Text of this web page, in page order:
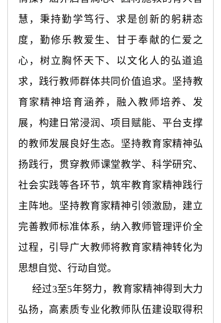
慧，秉持勤学笃行、求是创新的躬耕态
度，勤修乐教爱生、甘于奉献的仁爱之
心，树立胸怀天下、以文化人的弘道追
求，践行教师群体共同价值追求。坚持教
育家精神培育涵养，融入教师培养、发
展，构建日常浸润、项目赋能、平台支撑
的教师发展良好生态。坚持教育家精神弘
扬践行，贯穿教师课堂教学、科学研究、
社会实践等各环节，筑牢教育家精神践行
主阵地。坚持教育家精神引领激励，建立
完善教师标准体系，纳入教师管理评价全
过程，引导广大教师将教育家精神转化为
思想自觉、行动自觉。
经过3至5年努力，教育家精神得到大力
弘扬，高素质专业化教师队伍建设取得积